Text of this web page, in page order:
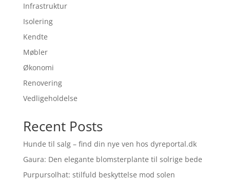
Infrastruktur
Isolering
Kendte
Møbler
Økonomi
Renovering
Vedligeholdelse
Recent Posts
Hunde til salg – find din nye ven hos dyreportal.dk
Gaura: Den elegante blomsterplante til solrige bede
Purpursolhat: stilfuld beskyttelse mod solen